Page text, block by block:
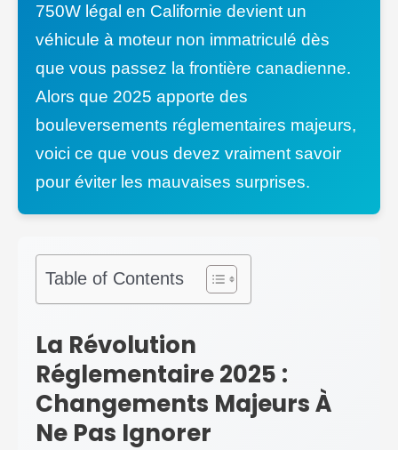
750W légal en Californie devient un
véhicule à moteur non immatriculé dès
que vous passez la frontière canadienne.
Alors que 2025 apporte des
bouleversements réglementaires majeurs,
voici ce que vous devez vraiment savoir
pour éviter les mauvaises surprises.
Table of Contents
La Révolution
Réglementaire 2025 :
Changements Majeurs À
Ne Pas Ignorer